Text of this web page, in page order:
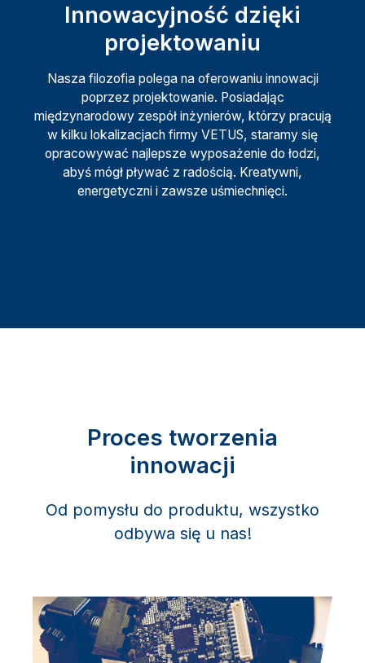
Innowacyjność dzięki
projektowaniu
Nasza filozofia polega na oferowaniu innowacji
poprzez projektowanie. Posiadając
międzynarodowy zespół inżynierów, którzy pracują
w kilku lokalizacjach firmy VETUS, staramy się
opracowywać najlepsze wyposażenie do łodzi,
abyś mógł pływać z radością. Kreatywni,
energetyczni i zawsze uśmiechnięci.
Proces tworzenia
innowacji
Od pomysłu do produktu, wszystko
odbywa się u nas!